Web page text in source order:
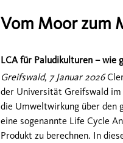
Vom Moor zum
LCA für Paludikulturen – wie
Greifswald, 7 Januar 2026
der Universität Greifswald im
die Umweltwirkung über den
eine sogenannte Life Cycle
Produkt zu berechnen. In